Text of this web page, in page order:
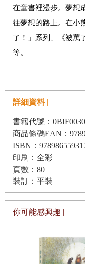
在童書裡漫步。夢想
往夢想的路上。在小
了！」系列、《被罵
等。
詳細資料 |
書籍代號：0BIF0030
商品條碼EAN：
ISBN：
印刷：全彩
頁數：80
裝訂：平裝
你可能感興趣 |